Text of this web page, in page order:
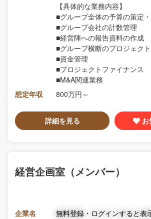
【具体的な業務内容】
■グループ全体の予算の策定
■グループ会社の計数管理
■経営陣への報告資料の作成
■グループ横断のプロジェク
■資金管理
■プロジェクトファイナンス
■M&A関連業務
想定年収
800万円～
詳細を見る
経営企画室（メンバー）
企業名
無料登録・ログインすると表